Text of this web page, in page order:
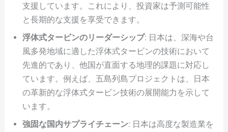
支援しています。これにより、投資家は予測可能性
と長期的な支援を享受できます。
浮体式タービンのリーダーシップ: 日本は、深海や台
風多発地域に適した浮体式タービンの技術において
先進的であり、他国が直面する地理的課題に対応し
ています。例えば、五島列島プロジェクトは、日本
の革新的な浮体式タービン技術の展開能力を示して
います。
強固な国内サプライチェーン: 日本は高度な製造業を